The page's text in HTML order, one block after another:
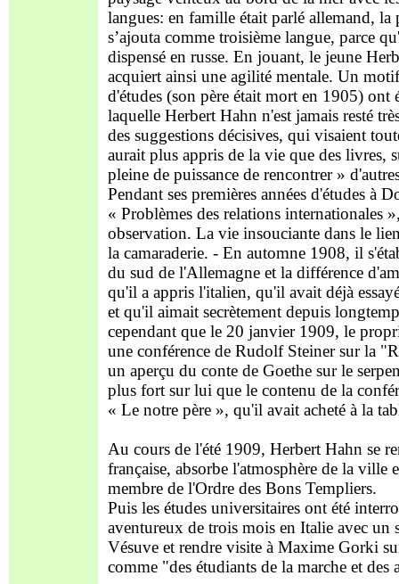
langues: en famille était parlé allemand,
s’ajouta comme troisième langue, parce
dispensé en russe. En jouant, le jeune
acquiert ainsi une agilité mentale. Un
d'études (son père était mort en 1905) ont
laquelle Herbert Hahn n'est jamais resté
des suggestions décisives, qui visaient
aurait plus appris de la vie que des livres,
pleine de puissance de rencontrer »
Pendant ses premières années d'études à
« Problèmes des relations internationales
observation. La vie insouciante dans le
la camaraderie. - En automne 1908, il
du sud de l'Allemagne et la différence
qu'il a appris l'italien, qu'il avait déjà
et qu'il aimait secrètement depuis
cependant que le 20 janvier 1909, le
une conférence de Rudolf Steiner sur la
un aperçu du conte de Goethe sur le
plus fort sur lui que le contenu de la
« Le notre père », qu'il avait acheté à la
Au cours de l'été 1909, Herbert Hahn se
française, absorbe l'atmosphère de la ville
membre de l'Ordre des Bons Templiers.
Puis les études universitaires ont été
aventureux de trois mois en Italie avec
Vésuve et rendre visite à Maxime Gorki
comme "des étudiants de la marche et